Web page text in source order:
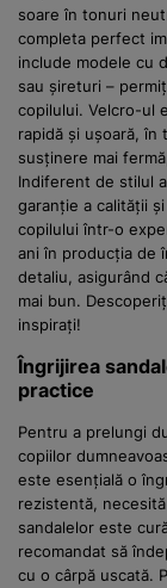
soare în tonuri
completa perfect
include modele cu
sau șireturi –
copilului. Velcro-ul
rapidă și ușoară,
susținere mai
Indiferent de stilul
garanție a calității
copilului într-o
ani în producția de
detaliu, asigurând
mai bun.
inspirați!
Îngrijirea
practice
Pentru a prelungi
copiilor
este esențială o
rezistentă,
sandalelor este
recomandat să
cu o cârpă uscată.